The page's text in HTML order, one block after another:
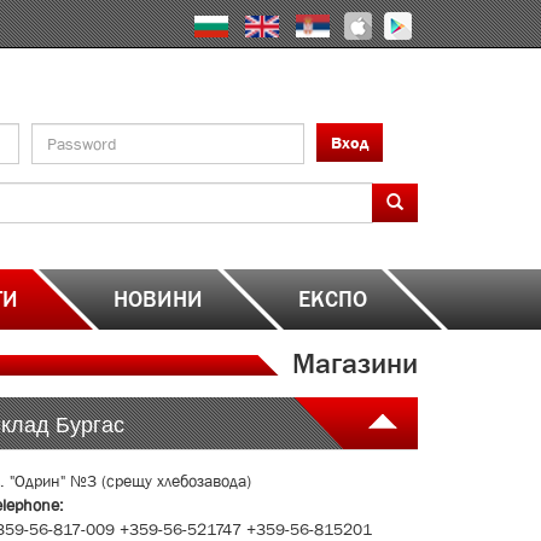
Вход
НОВИНИ ЕКСПО
Магазини
Бургас
"Одрин" №3 (срещу хлебозавода)
56-817-009 +359-56-521747 +359-56-815201